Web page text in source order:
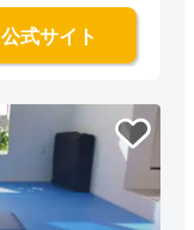
公式サイト